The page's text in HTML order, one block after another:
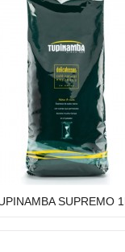
SUPREMO